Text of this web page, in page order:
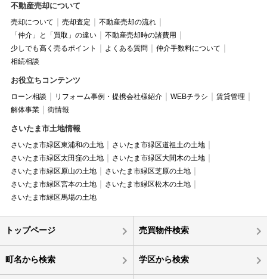
不動産売却について
売却について 売却査定
不動産売却の流れ
「仲介」と「買取」の違い
不動産売却時の諸費用
少しでも高く売るポイント
よくある質問
仲介手数料について
相続相談
お役立ちコンテンツ
ローン相談 リフォーム事例・提携会社様紹介 WEBチラシ
賃貸管理
解体事業
街情報
さいたま市土地情報
さいたま市緑区東浦和の土地
さいたま市緑区道祖土の土地
さいたま市緑区太田窪の土地
さいたま市緑区大間木の土地
さいたま市緑区原山の土地
さいたま市緑区芝原の土地
さいたま市緑区宮本の土地
さいたま市緑区松木の土地
さいたま市緑区馬場の土地
トップページ 売買物件検索
町名から検索 学区から検索